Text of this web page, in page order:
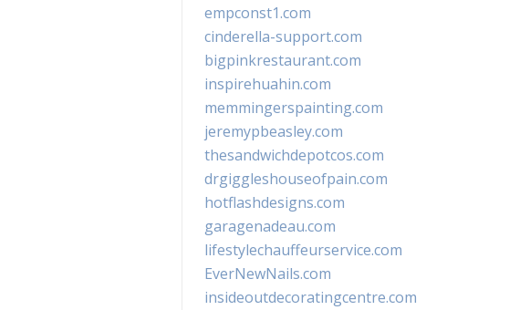
empconst1.com
cinderella-support.com
bigpinkrestaurant.com
inspirehuahin.com
memmingerspainting.com
jeremypbeasley.com
thesandwichdepotcos.com
drgiggleshouseofpain.com
hotflashdesigns.com
garagenadeau.com
lifestylechauffeurservice.com
EverNewNails.com
insideoutdecoratingcentre.com